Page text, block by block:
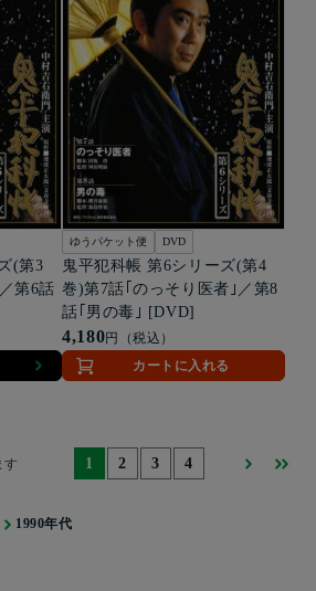
(第3
第6話
ゆうパケット便 DVD
鬼平犯科帳 第6シリーズ(第4
巻)第7話｢のっそり医者｣／第8
話｢男の毒｣ [DVD]
4,180円（税込）
カートに入れる
す 1 2 3 4
1990年代